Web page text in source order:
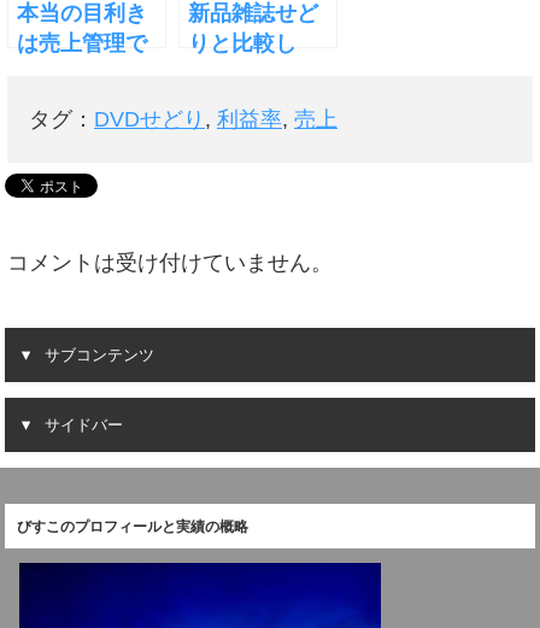
本当の目利き
は売上管理で
新品雑誌せど
りと比較し
りのメリット
タグ： DVDせどり , 利益率, 売上
コメントは受け付けていません。
サブコンテンツ
サイドバー
びすこのプロフィールと実績の概略